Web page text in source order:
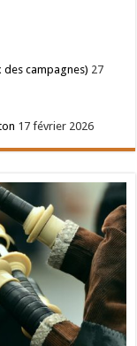
campagnes) 27
17 février 2026